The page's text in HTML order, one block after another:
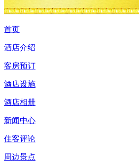
首页
酒店介绍
客房预订
酒店设施
酒店相册
新闻中心
住客评论
周边景点